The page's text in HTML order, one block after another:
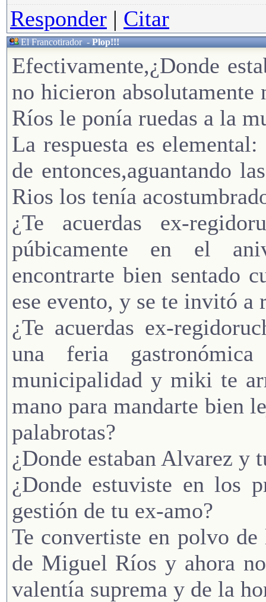
Responder | Citar
El Francotirador-Plop!!!
Efectivamente,¿Donde
no hicieron absolutamente
Ríos le ponía ruedas a la
La respuesta es
de entonces,aguantando
Rios los tenía
¿Te acuerdas ex-
púbicamente en el
encontrarte bien sentado
ese evento, y se te invitó a
¿Te acuerdas ex-
una feria
municipalidad y miki te
mano para mandarte bien
palabrotas?
¿Donde estaban Alvarez y
¿Donde estuviste en los
gestión de tu ex-amo?
Te convertiste en polvo
de Miguel Ríos y ahora
valentía suprema y de la